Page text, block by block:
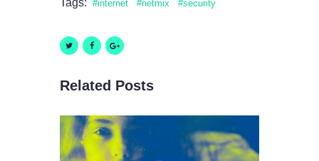
internet netmix security
Related Posts